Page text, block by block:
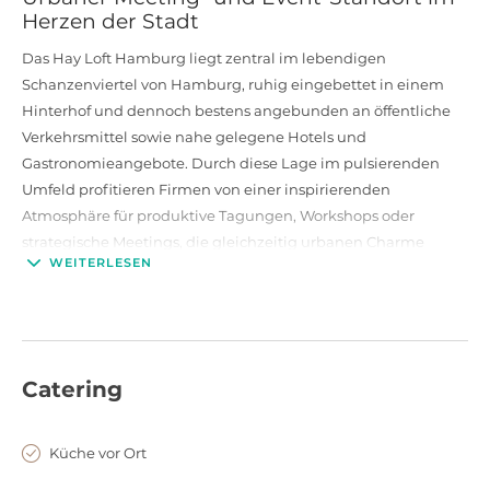
Herzen der Stadt
Das Hay Loft Hamburg liegt zentral im lebendigen
Schanzenviertel von Hamburg, ruhig eingebettet in einem
Hinterhof und dennoch bestens angebunden an öffentliche
Verkehrsmittel sowie nahe gelegene Hotels und
Gastronomieangebote. Durch diese Lage im pulsierenden
Umfeld profitieren Firmen von einer inspirierenden
Atmosphäre für produktive Tagungen, Workshops oder
strategische Meetings, die gleichzeitig urbanen Charme
ausstrahlt.
Unternehmens-Events
Mit zwei flexibel kombinierbaren Räumen bietet das Hay Loft
Hamburg auf insgesamt über 120 m² Veranstaltungfläche
Raumnutzung sind Sitzungen mit bis zu etwa 35 Personen
WEITERLESEN
Catering
Küche vor Ort